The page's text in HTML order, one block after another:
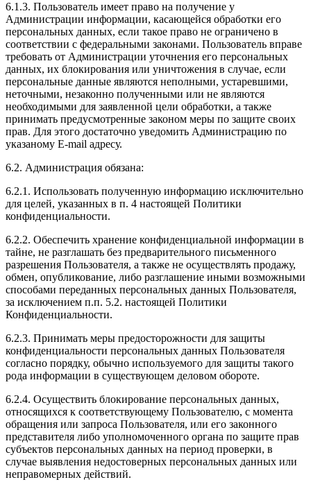
6.1.3. Пользователь имеет право на получение у
Администрации информации, касающейся обработки его
персональных данных, если такое право не ограничено в
соответствии с федеральными законами. Пользователь вправе
требовать от Администрации уточнения его персональных
данных, их блокирования или уничтожения в случае, если
персональные данные являются неполными, устаревшими,
неточными, незаконно полученными или не являются
необходимыми для заявленной цели обработки, а также
принимать предусмотренные законом меры по защите своих
прав. Для этого достаточно уведомить Администрацию по
указаному E-mail адресу.
6.2. Администрация обязана:
6.2.1. Использовать полученную информацию исключительно
для целей, указанных в п. 4 настоящей Политики
конфиденциальности.
6.2.2. Обеспечить хранение конфиденциальной информации в
тайне, не разглашать без предварительного письменного
разрешения Пользователя, а также не осуществлять продажу,
обмен, опубликование, либо разглашение иными возможными
способами переданных персональных данных Пользователя,
за исключением п.п. 5.2. настоящей Политики
Конфиденциальности.
6.2.3. Принимать меры предосторожности для защиты
конфиденциальности персональных данных Пользователя
согласно порядку, обычно используемого для защиты такого
рода информации в существующем деловом обороте.
6.2.4. Осуществить блокирование персональных данных,
относящихся к соответствующему Пользователю, с момента
обращения или запроса Пользователя, или его законного
представителя либо уполномоченного органа по защите прав
субъектов персональных данных на период проверки, в
случае выявления недостоверных персональных данных или
неправомерных действий.